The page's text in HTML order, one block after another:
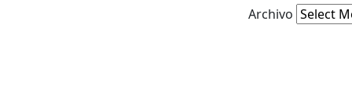
Archivo